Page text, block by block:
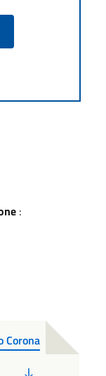
:
Corona